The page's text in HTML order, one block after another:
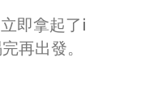
即拿起了i
再出發。